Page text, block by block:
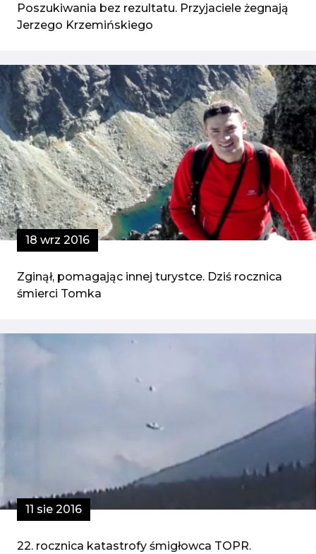
Poszukiwania bez rezultatu. Przyjaciele żegnają
Jerzego Krzemińskiego
18 wrz 2016
Zginął, pomagając innej turystce. Dziś rocznica
śmierci Tomka
11 sie 2016
22. rocznica katastrofy śmigłowca TOPR.